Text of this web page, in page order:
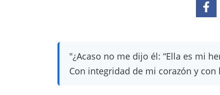
"¿Acaso no me dijo él: “Ella es mi
Con integridad de mi corazón y